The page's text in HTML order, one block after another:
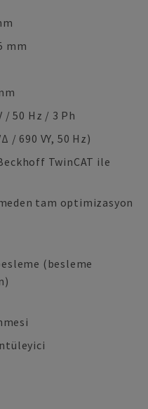
mm
/ 50 Hz / 3 Ph
/ 690 VY, 50 Hz)
TwinCAT ile
tam optimizasyon
(besleme